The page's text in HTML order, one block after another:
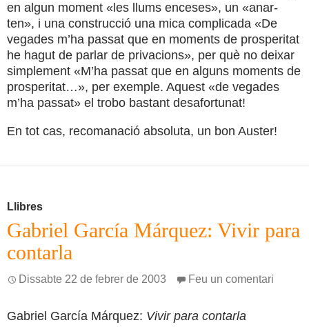
en algun moment «les llums enceses», un «anar-
ten», i una construcció una mica complicada «De
vegades m’ha passat que en moments de prosperitat
he hagut de parlar de privacions», per què no deixar
simplement «M’ha passat que en alguns moments de
prosperitat…», per exemple. Aquest «de vegades
m’ha passat» el trobo bastant desafortunat!
En tot cas, recomanació absoluta, un bon Auster!
Llibres
Gabriel García Márquez: Vivir para
contarla
Dissabte 22 de febrer de 2003 Feu un comentari
Gabriel García Márquez: Vivir para contarla